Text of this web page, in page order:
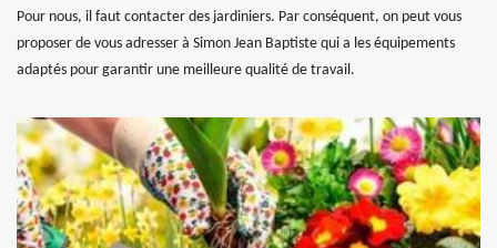
Pour nous, il faut contacter des jardiniers. Par conséquent, on peut vous
proposer de vous adresser à Simon Jean Baptiste qui a les équipements
adaptés pour garantir une meilleure qualité de travail.